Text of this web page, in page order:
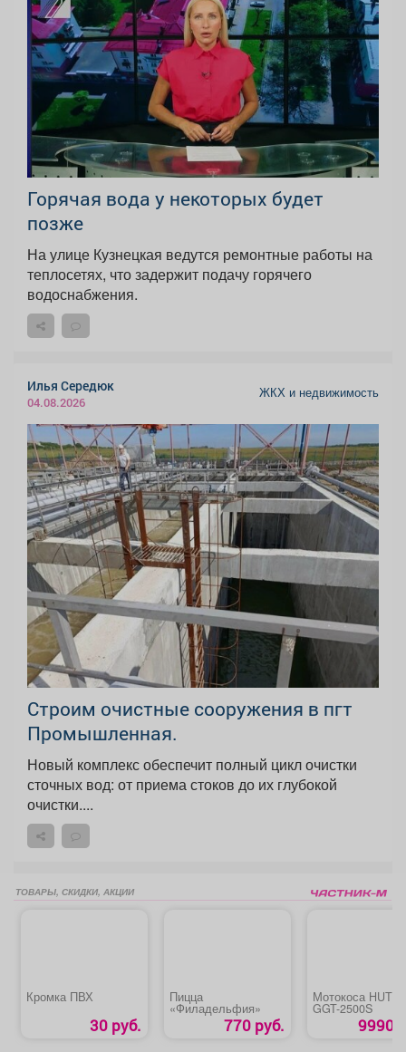
Горячая вода у некоторых будет
позже
На улице Кузнецкая ведутся ремонтные работы на
теплосетях, что задержит подачу горячего
водоснабжения.
Илья Середюк
04.08.2026
ЖКХ и недвижимость
Строим очистные сооружения в пгт
Промышленная.
Новый комплекс обеспечит полный цикл очистки
сточных вод: от приема стоков до их глубокой
очистки....
ТОВАРЫ, СКИДКИ, АКЦИИ
Кромка ПВХ
30 руб.
Пицца
«Филадельфия»
770 руб.
Мотокоса
GGT-2500S
9990